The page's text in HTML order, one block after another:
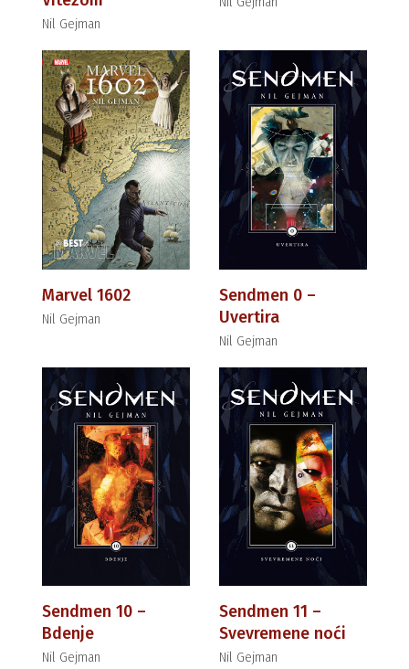
Nil Gejman
Marvel 1602
Nil Gejman
Sendmen 0 –
Uvertira
Nil Gejman
Sendmen 10 –
Bdenje
Nil Gejman
Sendmen 11 –
Svevremene noći
Nil Gejman